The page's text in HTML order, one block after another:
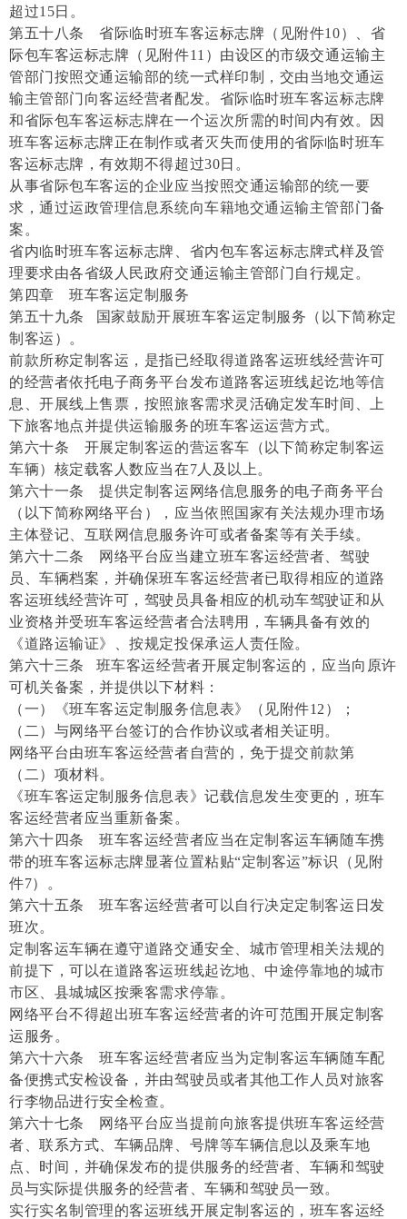
超过15日。
第五十八条 省际临时班车客运标志牌（见附件10）、省
际包车客运标志牌（见附件11）由设区的市级交通运输主
管部门按照交通运输部的统一式样印制，交由当地交通运
输主管部门向客运经营者配发。省际临时班车客运标志牌
和省际包车客运标志牌在一个运次所需的时间内有效。因
班车客运标志牌正在制作或者灭失而使用的省际临时班车
客运标志牌，有效期不得超过30日。
从事省际包车客运的企业应当按照交通运输部的统一要
求，通过运政管理信息系统向车籍地交通运输主管部门备
案。
省内临时班车客运标志牌、省内包车客运标志牌式样及管
理要求由各省级人民政府交通运输主管部门自行规定。
第四章 班车客运定制服务
第五十九条 国家鼓励开展班车客运定制服务（以下简称定
制客运）。
前款所称定制客运，是指已经取得道路客运班线经营许可
的经营者依托电子商务平台发布道路客运班线起讫地等信
息、开展线上售票，按照旅客需求灵活确定发车时间、上
下旅客地点并提供运输服务的班车客运运营方式。
第六十条 开展定制客运的营运客车（以下简称定制客运
车辆）核定载客人数应当在7人及以上。
第六十一条 提供定制客运网络信息服务的电子商务平台
（以下简称网络平台），应当依照国家有关法规办理市场
主体登记、互联网信息服务许可或者备案等有关手续。
第六十二条 网络平台应当建立班车客运经营者、驾驶
员、车辆档案，并确保班车客运经营者已取得相应的道路
客运班线经营许可，驾驶员具备相应的机动车驾驶证和从
业资格并受班车客运经营者合法聘用，车辆具备有效的
《道路运输证》、按规定投保承运人责任险。
第六十三条 班车客运经营者开展定制客运的，应当向原许
可机关备案，并提供以下材料：
（一）《班车客运定制服务信息表》（见附件12）；
（二）与网络平台签订的合作协议或者相关证明。
网络平台由班车客运经营者自营的，免于提交前款第
（二）项材料。
《班车客运定制服务信息表》记载信息发生变更的，班车
客运经营者应当重新备案。
第六十四条 班车客运经营者应当在定制客运车辆随车携
带的班车客运标志牌显著位置粘贴“定制客运”标识（见附
件7）。
第六十五条 班车客运经营者可以自行决定定制客运日发
班次。
定制客运车辆在遵守道路交通安全、城市管理相关法规的
前提下，可以在道路客运班线起讫地、中途停靠地的城市
市区、县城城区按乘客需求停靠。
网络平台不得超出班车客运经营者的许可范围开展定制客
运服务。
第六十六条 班车客运经营者应当为定制客运车辆随车配
备便携式安检设备，并由驾驶员或者其他工作人员对旅客
行李物品进行安全检查。
第六十七条 网络平台应当提前向旅客提供班车客运经营
者、联系方式、车辆品牌、号牌等车辆信息以及乘车地
点、时间，并确保发布的提供服务的经营者、车辆和驾驶
员与实际提供服务的经营者、车辆和驾驶员一致。
实行实名制管理的客运班线开展定制客运的，班车客运经